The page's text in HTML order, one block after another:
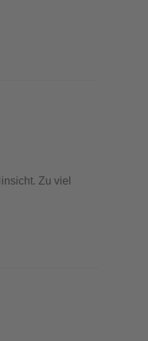
Zu viel